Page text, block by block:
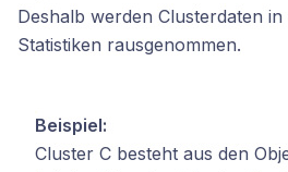
Deshalb werden Clusterdaten
Statistiken rausgenommen.
Beispiel:
Cluster C besteht aus den